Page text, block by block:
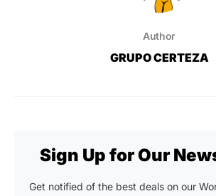
Author
GRUPO CERTEZA
Sign Up for Our
Get notified of the best deals on our